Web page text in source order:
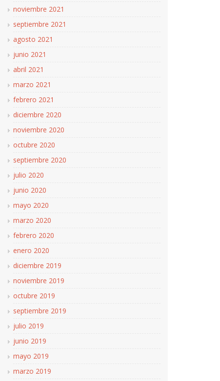
noviembre 2021
septiembre 2021
agosto 2021
junio 2021
abril 2021
marzo 2021
febrero 2021
diciembre 2020
noviembre 2020
octubre 2020
septiembre 2020
julio 2020
junio 2020
mayo 2020
marzo 2020
febrero 2020
enero 2020
diciembre 2019
noviembre 2019
octubre 2019
septiembre 2019
julio 2019
junio 2019
mayo 2019
marzo 2019